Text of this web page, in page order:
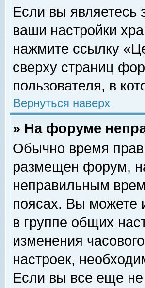
Если вы являетесь
ваши настройки
нажмите ссылку
сверху страниц
пользователя, в
Вернуться наверх
» На форуме
Обычно время
размещен форум,
неправильным
поясах. Вы можете
в группе общих
изменения
настроек,
Если вы все еще не